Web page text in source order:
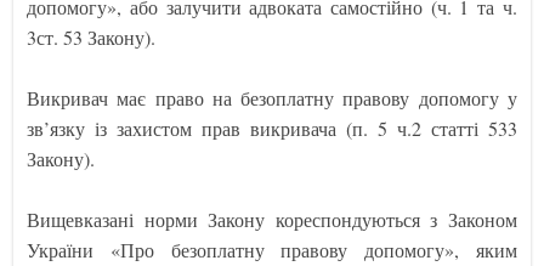
допомогу», або залучити адвоката самостійно (ч. 1 та ч.
3ст. 53 Закону).
Викривач має право на безоплатну правову допомогу у
зв’язку із захистом прав викривача (п. 5 ч.2 статті 533
Закону).
Вищевказані норми Закону кореспондуються з Законом
України «Про безоплатну правову допомогу», яким